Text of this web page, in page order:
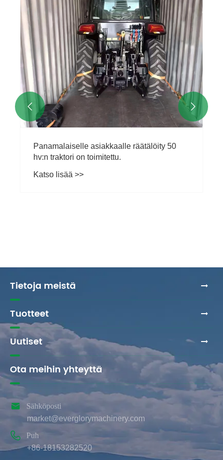
Panamalaiselle asiakkaalle räätälöity 50
hv:n traktori on toimitettu.
Katso lisää >>
 
Tietoja meistä
Tuotteet
Uutiset
Ota meihin yhteyttä

Sähköposti
market@everglorymachinery.com

Puh
+86-18153282520